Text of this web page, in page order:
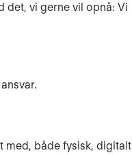
vi gerne vil opnå: Vi
med, både fysisk, digitalt